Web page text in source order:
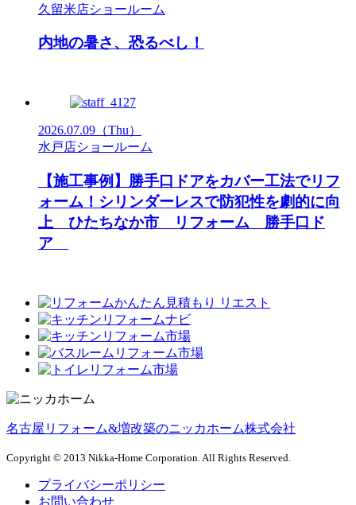
久留米店ショールーム
内地の暑さ、恐るべし！
2026.07.09 （Thu）
水戸店ショールーム
【施工事例】勝手口ドアをカバー工法でリフ
ォーム！シリンダーレスで防犯性を劇的に向
上 ひたちなか市 リフォーム 勝手口ド
ア
名古屋リフォーム&増改築のニッカホーム株式会社
Copyright © 2013 Nikka-Home Corporation. All Rights Reserved.
プライバシーポリシー
お問い合わせ